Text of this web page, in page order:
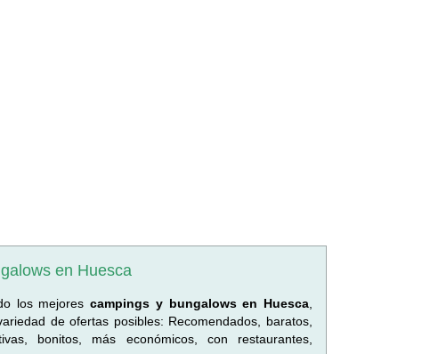
en Huesca
los mejorescampings y bungalows en Huesca
de ofertas posibles: Recomendados, baratos,
bonitos, más económicos, con restaurantes,